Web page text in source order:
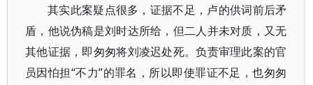
其实此案疑点很多，证据不足，卢的供词前后矛
盾，他说伪稿是刘时达所给，但二人并未对质，又无
其他证据，即匆匆将刘凌迟处死。负责审理此案的官
员因怕担“不力”的罪名，所以即使罪证不足，也匆匆